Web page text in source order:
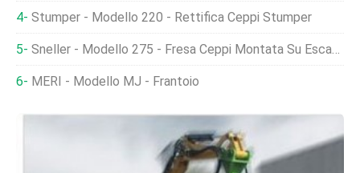
Stumper - Modello 220 - Rettifica Ceppi Stumper
Sneller - Modello 275 - Fresa Ceppi Montata Su Escavatore
MERI - Modello MJ - Frantoio